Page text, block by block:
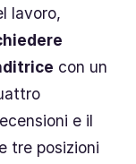
lavoro,
con un
e il
tre posizioni